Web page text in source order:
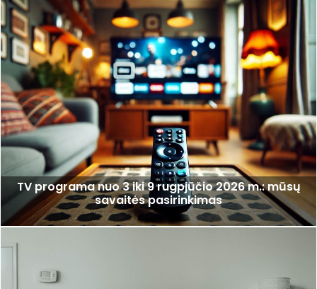
TV programa nuo 3 iki 9 rugpjūčio 2026 m.: mūsų
savaitės pasirinkimas